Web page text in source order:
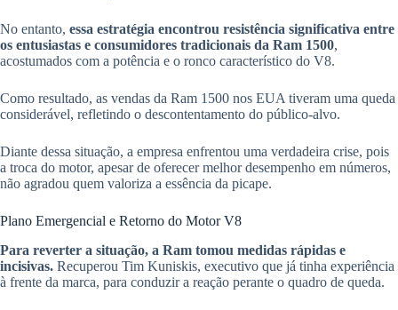
No entanto, essa estratégia encontrou resistência significativa entre
os entusiastas e consumidores tradicionais da Ram 1500,
acostumados com a potência e o ronco característico do V8.
Como resultado, as vendas da Ram 1500 nos EUA tiveram uma queda
considerável, refletindo o descontentamento do público-alvo.
Diante dessa situação, a empresa enfrentou uma verdadeira crise, pois
a troca do motor, apesar de oferecer melhor desempenho em números,
não agradou quem valoriza a essência da picape.
Plano Emergencial e Retorno do Motor V8
Para reverter a situação, a Ram tomou medidas rápidas e
incisivas. Recuperou Tim Kuniskis, executivo que já tinha experiência
à frente da marca, para conduzir a reação perante o quadro de queda.